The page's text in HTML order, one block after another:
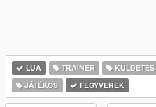
LUA TRAINER KÜLDETÉS
JÁTÉKOS
FEGYVEREK